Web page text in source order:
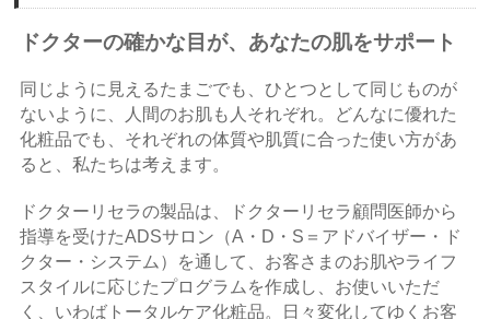
ドクターの確かな目が、あなたの肌をサポート
同じように見えるたまごでも、ひとつとして同じものが
ないように、人間のお肌も人それぞれ。どんなに優れた
化粧品でも、それぞれの体質や肌質に合った使い方があ
ると、私たちは考えます。
ドクターリセラの製品は、ドクターリセラ顧問医師から
指導を受けたADSサロン（A・D・S＝アドバイザー・ド
クター・システム）を通して、お客さまのお肌やライフ
スタイルに応じたプログラムを作成し、お使いいただ
く、いわばトータルケア化粧品。日々変化してゆくお客